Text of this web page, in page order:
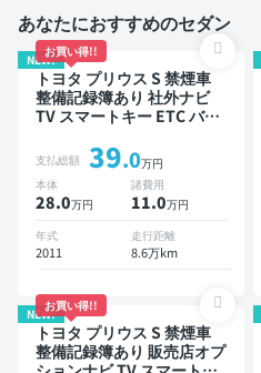
あなたにおすすめのセダン
NEW!
お買い得!!
トヨタ プリウス S 禁煙車
整備記録簿あり 社外ナビ
TV スマートキー ETC バッ
ダー
支払総額 39.0万円
本体
28.0万円
諸費用
11.0万円
年式
2011
走行距離
8.6万km
NEW!
お買い得!!
トヨタ プリウス S 禁煙車
整備記録簿あり 販売店オプ